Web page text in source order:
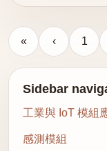
« ‹ 1
Sidebar
工業與 IoT 模組
感測模組